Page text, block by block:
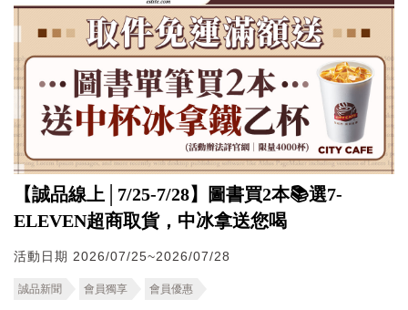
【誠品線上│7/25-7/28】圖書買2本📚選7-
ELEVEN超商取貨，中冰拿送您喝
活動日期 2026/07/25~2026/07/28
誠品新聞 會員獨享 會員優惠